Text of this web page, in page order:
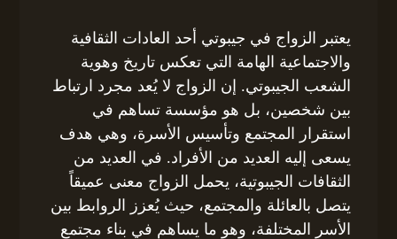
يعتبر الزواج في جيبوتي أحد العادات الثقافية
والاجتماعية الهامة التي تعكس تاريخ وهوية
الشعب الجيبوتي. إن الزواج لا يُعد مجرد ارتباط
بين شخصين، بل هو مؤسسة تساهم في
استقرار المجتمع وتأسيس الأسرة، وهي هدف
يسعى إليه العديد من الأفراد. في العديد من
الثقافات الجيبوتية، يحمل الزواج معنى عميقاً
يتصل بالعائلة والمجتمع، حيث يُعزز الروابط بين
الأسر المختلفة، وهو ما يساهم في بناء مجتمع